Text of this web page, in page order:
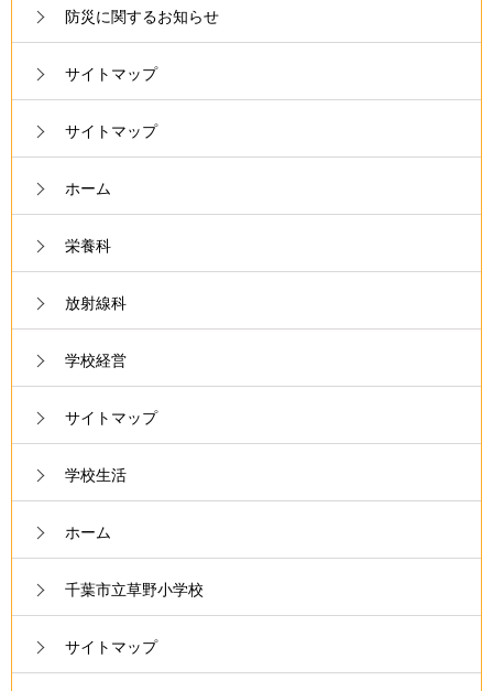
防災に関するお知らせ
サイトマップ
サイトマップ
ホーム
栄養科
放射線科
学校経営
サイトマップ
学校生活
ホーム
千葉市立草野小学校
サイトマップ